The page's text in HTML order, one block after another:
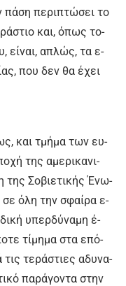
πά­ση πε­ρι­πτώ­σει το
και, ό­πως το­
εί­ναι, α­πλώς, τα ε­
που δεν θα έ­χει
και τμή­μα των ευ­
της α­με­ρι­κα­νι­
της Σο­βιε­τι­κής Έ­νω­
σε ό­λη την σφαί­ρα ε­
υ­περ­δύ­να­μη έ­
τί­μη­μα στα ε­πό­
τε­ρά­στιες α­δυ­να­
πα­ρά­γο­ντα στην